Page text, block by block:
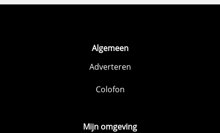
Algemeen
Adverteren
Colofon
Mijn omgeving